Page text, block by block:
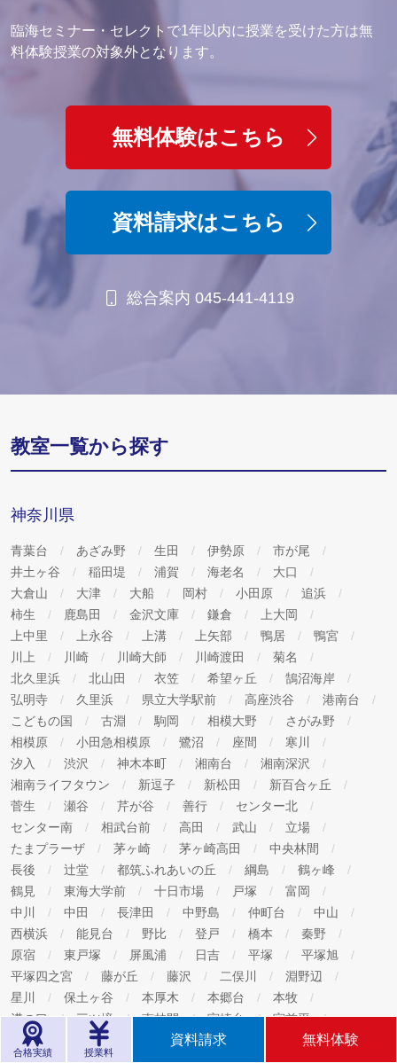
臨海セミナー・セレクトで1年以内に授業を受けた方は無
料体験授業の対象外となります。
無料体験はこちら
資料請求はこちら
総合案内 045-441-4119
教室一覧から探す
神奈川県
青葉台 あざみ野 生田 伊勢原
市が尾
井土ヶ谷
稲田堤 浦賀 海老名
大口
大倉山
大津 大船 岡村 小田原
追浜
柿生
鹿島田 金沢文庫 鎌倉
上大岡
上中里
上永谷 上溝 上矢部 鴨居
鴨宮
川上
川崎 川崎大師 川崎渡田
菊名
北久里浜
北山田 衣笠 希望ヶ丘
鵠沼海岸
弘明寺
久里浜 県立大学駅前 高座渋谷
港南台
こどもの国
古淵 駒岡 相模大野
さがみ野
相模原
小田急相模原 鷺沼 座間
寒川
汐入
渋沢 神木本町 湘南台
湘南深沢
湘南ライフタウン
新逗子 新松田
新百合ヶ丘
菅生
瀬谷 芹が谷 善行
センター北
センター南
相武台前 高田 武山
立場
たまプラーザ
茅ヶ崎 茅ヶ崎高田
中央林間
長後
辻堂 都筑ふれあいの丘 綱島
鶴ヶ峰
鶴見
東海大学前 十日市場 戸塚
富岡
中川
中田 長津田 中野島 仲町台
中山
西横浜
能見台 野比 登戸 橋本
秦野
原宿
東戸塚 屏風浦 日吉 平塚
平塚旭
平塚四之宮
藤が丘 藤沢 二俣川
淵野辺
星川
保土ヶ谷 本厚木 本郷台
本牧
溝の口
三ツ境 南林間 宮崎台
宮前平
向ヶ丘遊園
武蔵小杉 武蔵新城 武蔵中原
六会
合格実績 授業料
資料請求 無料体験